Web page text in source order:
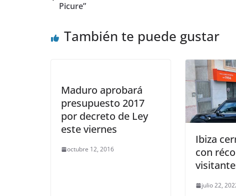
Picure”
También te puede gustar
Maduro aprobará
presupuesto 2017
por decreto de Ley
este viernes
octubre 12, 2016
Ibiza
con
julio 22,
LIBROS CINE Y
NOTICIAS
En